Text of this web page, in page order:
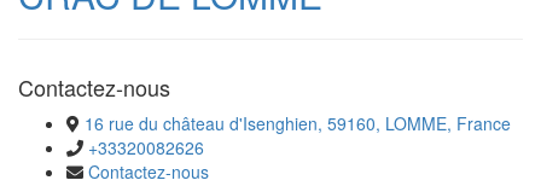
Contactez-nous
16 rue du château d'Isenghien, 59160, LOMME, France
+33320082626
Contactez-nous